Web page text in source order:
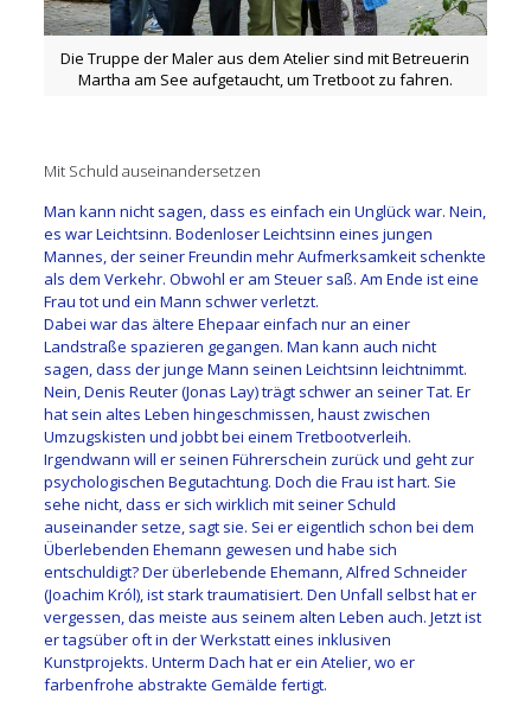
Die Truppe der Maler aus dem Atelier sind mit Betreuerin
Martha am See aufgetaucht, um Tretboot zu fahren.
Mit Schuld auseinandersetzen
Man kann nicht sagen, dass es einfach ein Unglück war. Nein,
es war Leichtsinn. Bodenloser Leichtsinn eines jungen
Mannes, der seiner Freundin mehr Aufmerksamkeit schenkte
als dem Verkehr. Obwohl er am Steuer saß. Am Ende ist eine
Frau tot und ein Mann schwer verletzt.
Dabei war das ältere Ehepaar einfach nur an einer
Landstraße spazieren gegangen. Man kann auch nicht
sagen, dass der junge Mann seinen Leichtsinn leichtnimmt.
Nein, Denis Reuter (Jonas Lay) trägt schwer an seiner Tat. Er
hat sein altes Leben hingeschmissen, haust zwischen
Umzugskisten und jobbt bei einem Tretbootverleih.
Irgendwann will er seinen Führerschein zurück und geht zur
psychologischen Begutachtung. Doch die Frau ist hart. Sie
sehe nicht, dass er sich wirklich mit seiner Schuld
auseinander setze, sagt sie. Sei er eigentlich schon bei dem
Überlebenden Ehemann gewesen und habe sich
entschuldigt? Der überlebende Ehemann, Alfred Schneider
(Joachim Król), ist stark traumatisiert. Den Unfall selbst hat er
vergessen, das meiste aus seinem alten Leben auch. Jetzt ist
er tagsüber oft in der Werkstatt eines inklusiven
Kunstprojekts. Unterm Dach hat er ein Atelier, wo er
farbenfrohe abstrakte Gemälde fertigt.